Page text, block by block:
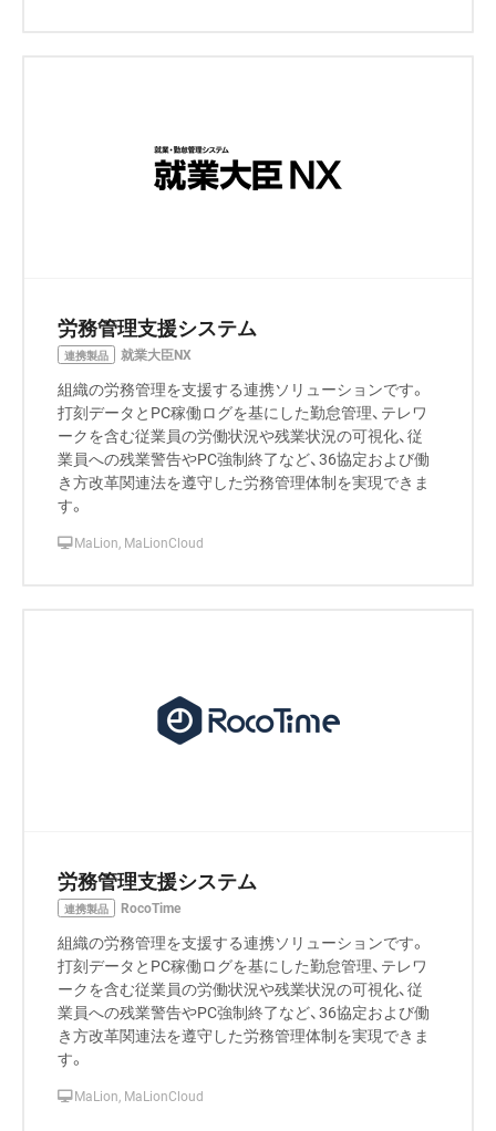
労務管理支援システム
連携製品 就業大臣NX
組織の労務管理を支援する連携ソリューションです。
打刻データとPC稼働ログを基にした勤怠管理、テレワ
ークを含む従業員の労働状況や残業状況の可視化、従
業員への残業警告やPC強制終了など、36協定および働
き方改革関連法を遵守した労務管理体制を実現できま
す。
MaLion, MaLionCloud
労務管理支援システム
連携製品 RocoTime
組織の労務管理を支援する連携ソリューションです。
打刻データとPC稼働ログを基にした勤怠管理、テレワ
ークを含む従業員の労働状況や残業状況の可視化、従
業員への残業警告やPC強制終了など、36協定および働
き方改革関連法を遵守した労務管理体制を実現できま
す。
MaLion, MaLionCloud